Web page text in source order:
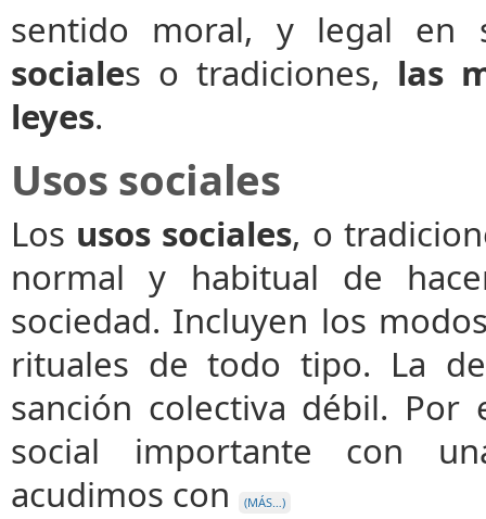
sentido moral, y legal en
sociales o tradiciones, las
leyes.
Usos sociales
Los usos sociales, o
normal y habitual de
sociedad. Incluyen los
rituales de todo tipo. La
sanción colectiva débil.
social importante con
acudimos con
(MÁS…)